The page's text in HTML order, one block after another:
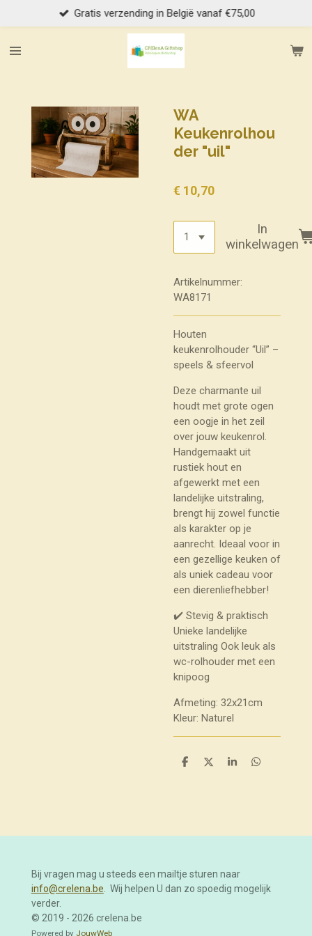
direct
naar
Gratis verzending in België vanaf €75,00
WA
Keukenrolhou
der "uil"
€ 10,70
In
winkelwagen
Artikelnummer:
WA8171
Houten
keukenrolhouder “Uil” –
speels & sfeervol
Deze charmante uil
houdt met grote ogen
een oogje in het zeil
over jouw keukenrol.
Handgemaakt uit
rustiek hout en
afgewerkt met een
landelijke uitstraling,
brengt hij zowel functie
als karakter op je
aanrecht. Ideaal voor in
een gezellige keuken of
als uniek cadeau voor
een dierenliefhebber!
✔️ Stevig & praktisch
Unieke landelijke
uitstraling Ook leuk als
wc-rolhouder met een
knipoog
Afmeting: 32x21cm
Kleur: Naturel
D
D
S
D
Bij vragen mag u steeds een mailtje sturen naar
info@crelena.be. Wij helpen U dan zo spoedig mogelijk
verder.
© 2019 - 2026 crelena.be
Powered by JouwWeb